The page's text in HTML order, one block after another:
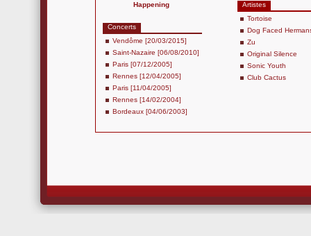
Happening
Concerts
Vendôme [20/03/2015]
Saint-Nazaire [06/08/2010]
Paris [07/12/2005]
Rennes [12/04/2005]
Paris [11/04/2005]
Rennes [14/02/2004]
Bordeaux [04/06/2003]
Artistes
Tortoise
Dog Faced
Zu
Original Silence
Sonic Youth
Club Cactus